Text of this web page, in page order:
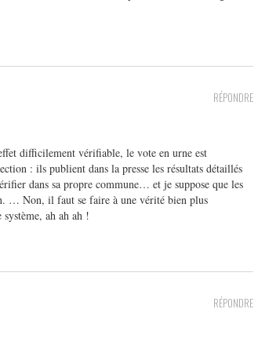
RÉPONDRE
difficilement vérifiable, le vote en urne est
: ils publient dans la presse les résultats détaillés
dans sa propre commune… et je suppose que les
… Non, il faut se faire à une vérité bien plus
ah ah ah !
RÉPONDRE